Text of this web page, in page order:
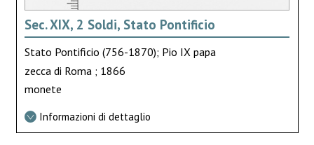
Sec. XIX, 2 Soldi, Stato Pontificio
Stato Pontificio (756-1870); Pio IX papa
zecca di Roma ; 1866
monete
Informazioni di dettaglio